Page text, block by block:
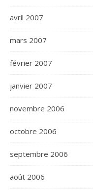
avril 2007
mars 2007
février 2007
janvier 2007
novembre 2006
octobre 2006
septembre 2006
août 2006